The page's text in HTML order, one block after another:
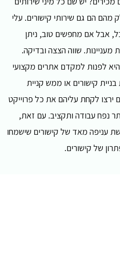
להזמין ב$5, חלק מהם הם גם שירותי קישורים. עלי
אבל אם מחפשים טוב, ניתן
שווה הצצה ובדיקה.
לפנות למקדם אתרים מקצועי
קישורים או ממש קניית
ירצו לקחת עליהם את כל פרוייקט
נפח עבודה ותקציב. עם זאת,
עניפה מאד של קישורים שישמחו
של קישורים.